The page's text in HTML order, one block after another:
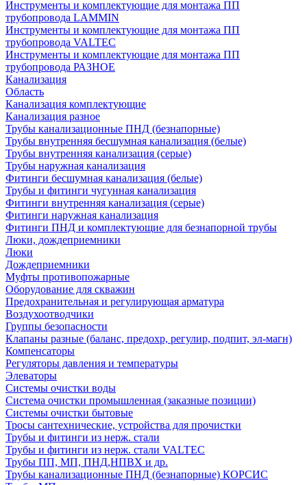
Инструменты и комплектующие для монтажа ПП
трубопровода LAMMIN
Инструменты и комплектующие для монтажа ПП
трубопровода VALTEC
Инструменты и комплектующие для монтажа ПП
трубопровода РАЗНОЕ
Канализация
Область
Канализация комплектующие
Канализация разное
Трубы канализационные ПНД (безнапорные)
Трубы внутренняя бесшумная канализация (белые)
Трубы внутренняя канализация (серые)
Трубы наружная канализация
Фитинги бесшумная канализация (белые)
Трубы и фитинги чугунная канализация
Фитинги внутренняя канализация (серые)
Фитинги наружная канализация
Фитинги ПНД и комплектующие для безнапорной трубы
Люки, дождеприемники
Люки
Дождеприемники
Муфты противопожарные
Оборудование для скважин
Предохранительная и регулирующая арматура
Воздухоотводчики
Группы безопасности
Клапаны разные (баланс, предохр, регулир, подпит, эл-магн)
Компенсаторы
Регуляторы давления и температуры
Элеваторы
Системы очистки воды
Система очистки промышленная (заказные позиции)
Системы очистки бытовые
Тросы сантехнические, устройства для прочистки
Трубы и фитинги из нерж. стали
Трубы и фитинги из нерж. стали VALTEC
Трубы ПП, МП, ПНД,НПВХ и др.
Трубы канализационные ПНД (безнапорные) КОРСИС